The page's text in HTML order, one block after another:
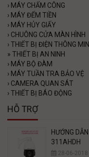
› MÁY CHẤM CÔNG
› MÁY ĐẾM TIỀN
› MÁY HỦY GIẤY
› CHUÔNG CỬA MÀN HÌNH
›THIẾT BỊ ĐIỆN THÔNG
» THIẾT BỊ AN NINH
› MÁY BỘ ĐÀM
› MÁY TUẦN TRA BẢO VỆ
› CAMERA QUAN SÁT
›THIẾT BỊ BÁO ĐỘNG
HỖ TRỢ
HƯỚNG
311AHDH
28-06-2018